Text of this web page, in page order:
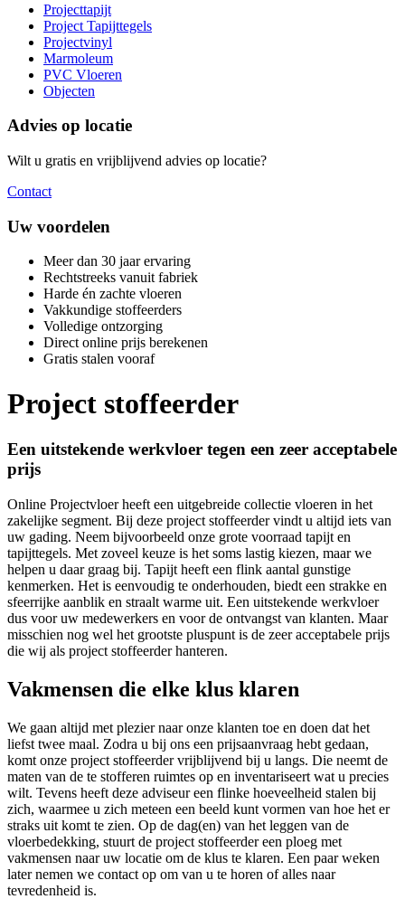
Projecttapijt
Project Tapijttegels
Projectvinyl
Marmoleum
PVC Vloeren
Objecten
Advies op locatie
Wilt u gratis en vrijblijvend advies op locatie?
Contact
Uw voordelen
Meer dan 30 jaar ervaring
Rechtstreeks vanuit fabriek
Harde én zachte vloeren
Vakkundige stoffeerders
Volledige ontzorging
Direct online prijs berekenen
Gratis stalen vooraf
Project stoffeerder
Een uitstekende werkvloer tegen een zeer acceptabele
prijs
Online Projectvloer heeft een uitgebreide collectie vloeren in het
zakelijke segment. Bij deze project stoffeerder vindt u altijd iets van
uw gading. Neem bijvoorbeeld onze grote voorraad tapijt en
tapijttegels. Met zoveel keuze is het soms lastig kiezen, maar we
helpen u daar graag bij. Tapijt heeft een flink aantal gunstige
kenmerken. Het is eenvoudig te onderhouden, biedt een strakke en
sfeerrijke aanblik en straalt warme uit. Een uitstekende werkvloer
dus voor uw medewerkers en voor de ontvangst van klanten. Maar
misschien nog wel het grootste pluspunt is de zeer acceptabele prijs
die wij als project stoffeerder hanteren.
Vakmensen die elke klus klaren
We gaan altijd met plezier naar onze klanten toe en doen dat het
liefst twee maal. Zodra u bij ons een prijsaanvraag hebt gedaan,
komt onze project stoffeerder vrijblijvend bij u langs. Die neemt de
maten van de te stofferen ruimtes op en inventariseert wat u precies
wilt. Tevens heeft deze adviseur een flinke hoeveelheid stalen bij
zich, waarmee u zich meteen een beeld kunt vormen van hoe het er
straks uit komt te zien. Op de dag(en) van het leggen van de
vloerbedekking, stuurt de project stoffeerder een ploeg met
vakmensen naar uw locatie om de klus te klaren. Een paar weken
later nemen we contact op om van u te horen of alles naar
tevredenheid is.